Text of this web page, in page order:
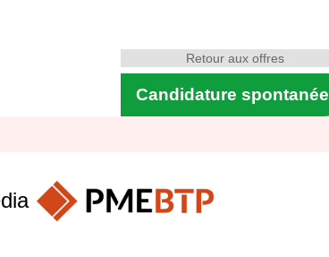
Candidature spontanée
Retour aux offres